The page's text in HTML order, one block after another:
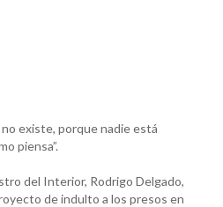
existe, porque nadie está
piensa”.
del Interior, Rodrigo Delgado,
de indulto a los presos en